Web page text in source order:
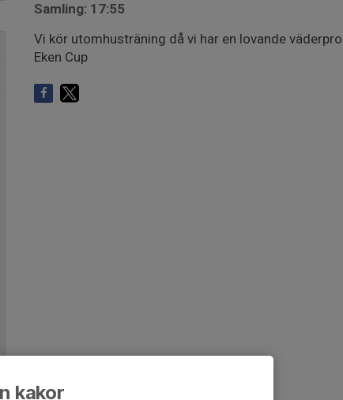
Samling: 17:55
Vi kör utomhusträning då vi har en lovande
Eken Cup
kakor